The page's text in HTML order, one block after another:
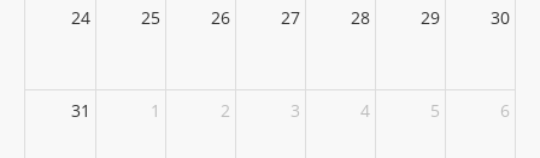
24 25 26 27 28 29 30
31 1 2 3 4 5 6